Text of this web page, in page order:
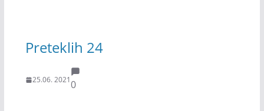
Preteklih 24
25.06. 20210